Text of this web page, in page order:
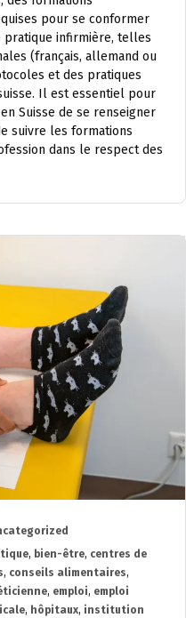
pour se conformer
pratique infirmière, telles
(français, allemand ou
et des pratiques
Il est essentiel pour
Suisse de se renseigner
suivre les formations
dans le respect des
, bien-être, centres de
, conseils alimentaires,
, emploi, emploi
, hôpitaux, institution